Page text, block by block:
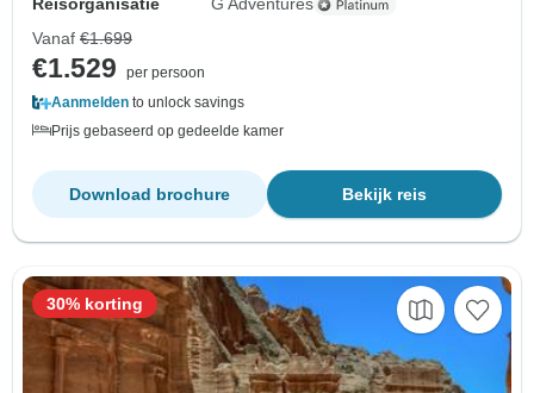
Vanaf €1.699
€1.529
per persoon
Aanmelden to unlock savings
Prijs gebaseerd op gedeelde kamer
Bekijk reis
Download brochure
30% korting